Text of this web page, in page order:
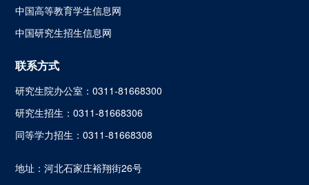
中国高等教育学生信息网
中国研究生招生信息网
联系方式
研究生院办公室：0311-81668300
研究生招生：0311-81668306
同等学力招生：0311-81668308
地址：河北石家庄裕翔街26号